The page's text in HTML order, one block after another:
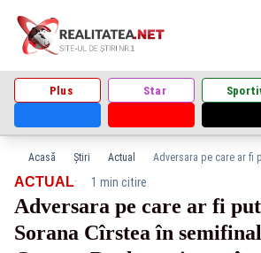
Plus Star
Acasă Știri Actual
ACTUAL· 1 min citire
Adversara pe care ar fi
Sorana Cîrstea în